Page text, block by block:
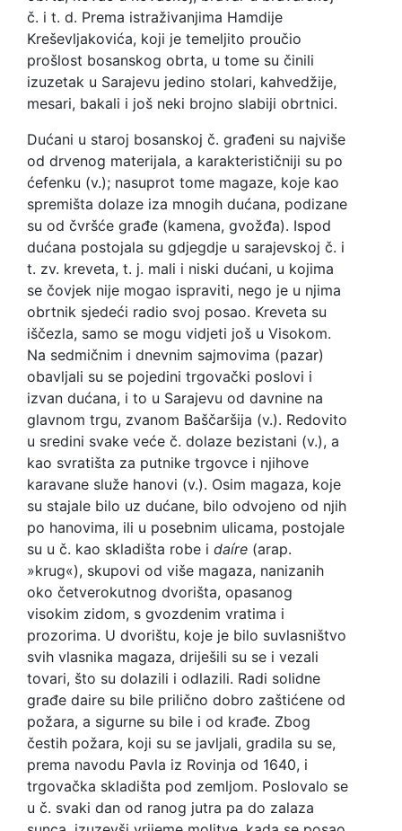
č. i t. d. Prema istraživanjima Hamdije
Kreševljakovića, koji je temeljito proučio
prošlost bosanskog obrta, u tome su činili
izuzetak u Sarajevu jedino stolari, kahvedžije,
mesari, bakali i još neki brojno slabiji obrtnici.
Dućani u staroj bosanskoj č. građeni su najviše
od drvenog materijala, a karakterističniji su po
ćefenku (v.); nasuprot tome magaze, koje kao
spremišta dolaze iza mnogih dućana, podizane
su od čvršće građe (kamena, gvožđa). Ispod
dućana postojala su gdjegdje u sarajevskoj č. i
t. zv. kreveta, t. j. mali i niski dućani, u kojima
se čovjek nije mogao ispraviti, nego je u njima
obrtnik sjedeći radio svoj posao. Kreveta su
iščezla, samo se mogu vidjeti još u Visokom.
Na sedmičnim i dnevnim sajmovima (pazar)
obavljali su se pojedini trgovački poslovi i
izvan dućana, i to u Sarajevu od davnine na
glavnom trgu, zvanom Baščaršija (v.). Redovito
u sredini svake veće č. dolaze bezistani (v.), a
kao svratišta za putnike trgovce i njihove
karavane služe hanovi (v.). Osim magaza, koje
su stajale bilo uz dućane, bilo odvojeno od njih
po hanovima, ili u posebnim ulicama, postojale
su u č. kao skladišta robe i daíre (arap.
»krug«), skupovi od više magaza, nanizanih
oko četverokutnog dvorišta, opasanog
visokim zidom, s gvozdenim vratima i
prozorima. U dvorištu, koje je bilo suvlasništvo
svih vlasnika magaza, driješili su se i vezali
tovari, što su dolazili i odlazili. Radi solidne
građe daire su bile prilično dobro zaštićene od
požara, a sigurne su bile i od krađe. Zbog
čestih požara, koji su se javljali, gradila su se,
prema navodu Pavla iz Rovinja od 1640, i
trgovačka skladišta pod zemljom. Poslovalo se
u č. svaki dan od ranog jutra pa do zalaza